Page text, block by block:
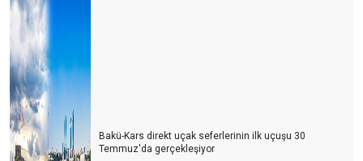
Bakü-Kars direkt uçak seferlerinin ilk uçuşu 30
Temmuz'da gerçekleşiyor